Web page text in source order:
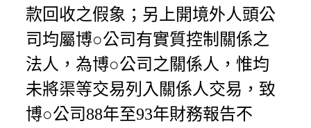
款回收之假象；另上開境外人頭公
司均屬博○公司有實質控制關係之
法人，為博○公司之關係人，惟均
未將渠等交易列入關係人交易，致
博○公司88年至93年財務報告不